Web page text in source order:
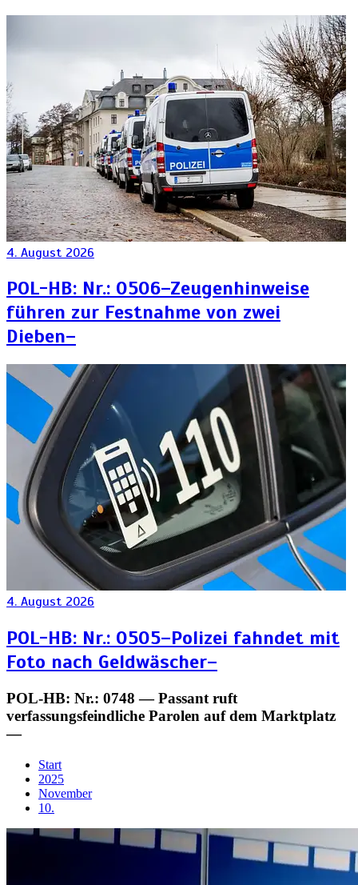
4. August 2026
POL-HB: Nr.: 0506–Zeugenhinweise
führen zur Festnahme von zwei
Dieben–
4. August 2026
POL-HB: Nr.: 0505–Polizei fahndet mit
Foto nach Geldwäscher–
POL-HB: Nr.: 0748 — Passant ruft
verfassungsfeindliche Parolen auf dem Marktplatz
—
Start
2025
November
10.